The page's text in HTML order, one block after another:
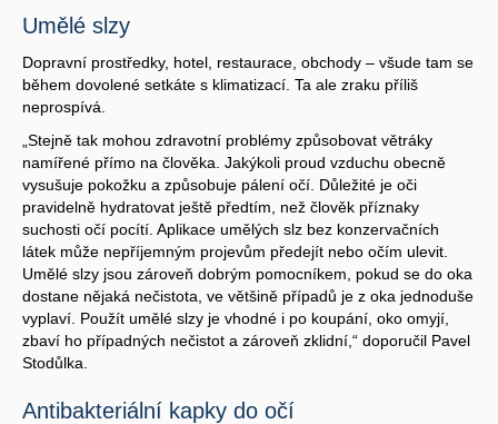
Umělé slzy
Dopravní prostředky, hotel, restaurace, obchody – všude tam se
během dovolené setkáte s klimatizací. Ta ale zraku příliš
neprospívá.
„Stejně tak mohou zdravotní problémy způsobovat větráky
namířené přímo na člověka. Jakýkoli proud vzduchu obecně
vysušuje pokožku a způsobuje pálení očí. Důležité je oči
pravidelně hydratovat ještě předtím, než člověk příznaky
suchosti očí pocítí. Aplikace umělých slz bez konzervačních
látek může nepříjemným projevům předejít nebo očím ulevit.
Umělé slzy jsou zároveň dobrým pomocníkem, pokud se do oka
dostane nějaká nečistota, ve většině případů je z oka jednoduše
vyplaví. Použít umělé slzy je vhodné i po koupání, oko omyjí,
zbaví ho případných nečistot a zároveň zklidní,“ doporučil Pavel
Stodůlka.
Antibakteriální kapky do očí